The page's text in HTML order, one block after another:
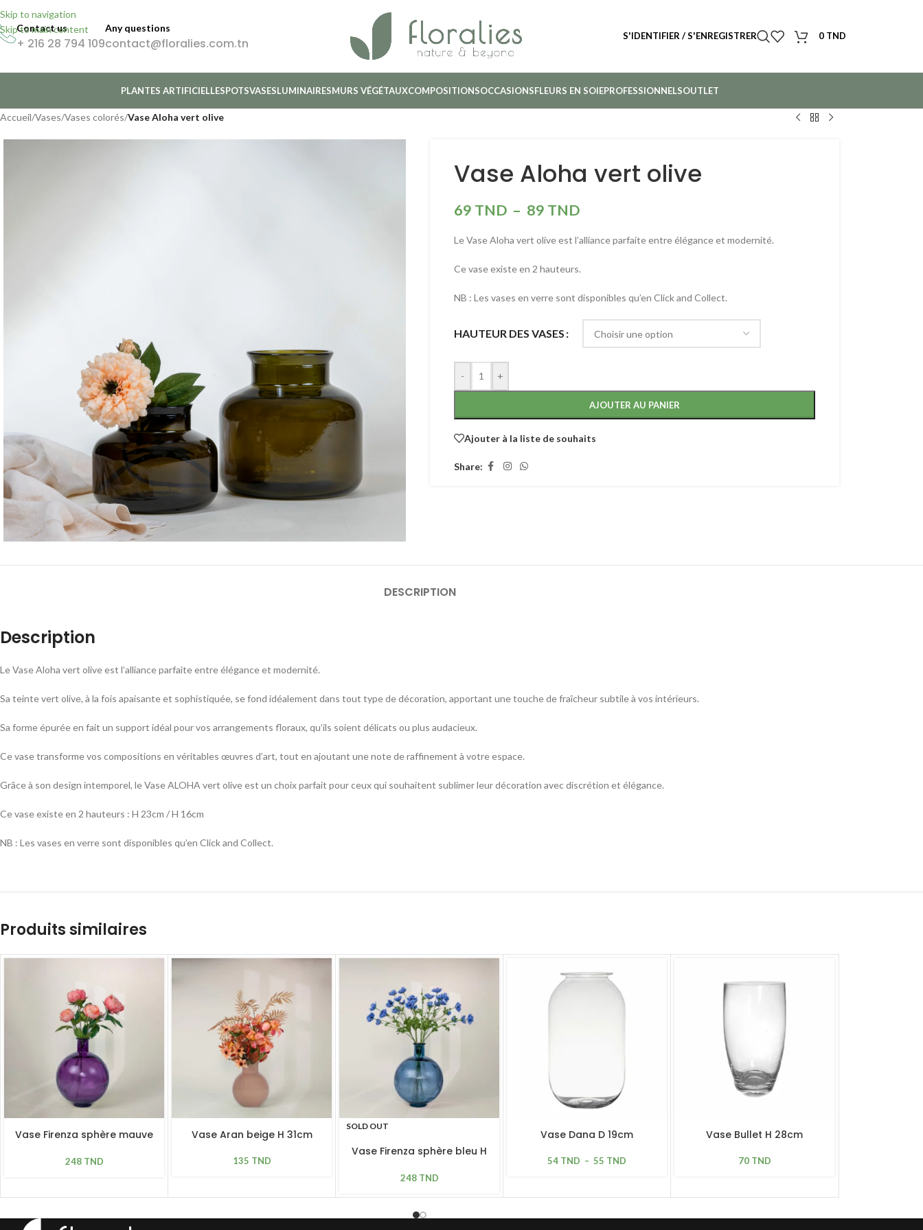
Skip to navigation
Skip to main content
Contact us
+ 216 28 794 109
Any questions
contact@floralies.com.tn S'IDENTIFIER / S'ENREGISTRER 0 TND
PLANTES ARTIFICIELLESPOTSVASESLUMINAIRESMURS VÉGÉTAUXCOMPOSITIONSOCCASIONSFLEURS EN SOIEPROFESSIONNELSOUTLET
Accueil/Vases/Vases colorés/Vase Aloha vert olive
Vase Aloha vert olive
69 TND – 89 TND
Le Vase Aloha vert olive est l’alliance parfaite entre élégance et modernité.
Ce vase existe en 2 hauteurs.
NB : Les vases en verre sont disponibles qu’en Click and Collect.
HAUTEUR DES VASES
- +
AJOUTER AU PANIER
Ajouter à la liste de souhaits
Share:
DESCRIPTION
Description
Le Vase Aloha vert olive est l’alliance parfaite entre élégance et modernité.
Sa teinte vert olive, à la fois apaisante et sophistiquée, se fond idéalement dans tout type de décoration, apportant une touche de fraîcheur subtile à vos intérieurs.
Sa forme épurée en fait un support idéal pour vos arrangements floraux, qu’ils soient délicats ou plus audacieux.
Ce vase transforme vos compositions en véritables œuvres d’art, tout en ajoutant une note de raffinement à votre espace.
Grâce à son design intemporel, le Vase ALOHA vert olive est un choix parfait pour ceux qui souhaitent sublimer leur décoration avec discrétion et élégance.
Ce vase existe en 2 hauteurs : H 23cm / H 16cm
NB : Les vases en verre sont disponibles qu’en Click and Collect.
Produits similaires
Vase Firenza sphère mauve
248 TND
Vase Aran beige H 31cm
135 TND
SOLD OUT
Vase Firenza sphère bleu H
248 TND
Vase Dana D 19cm
54 TND – 55 TND
Vase Bullet H 28cm
70 TND